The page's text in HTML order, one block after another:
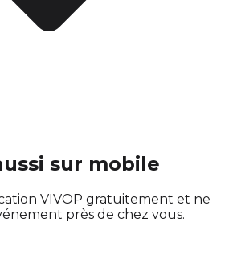
sur mobile
VIVOP gratuitement et ne
près de chez vous.